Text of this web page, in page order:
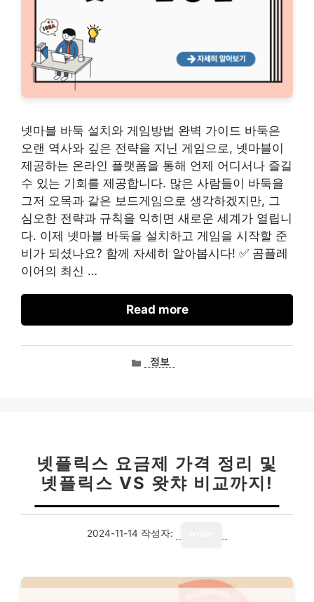
넷마블 바둑 설치와 게임방법 완벽 가이드 바둑은
오랜 역사와 깊은 전략을 지닌 게임으로, 넷마블이
제공하는 온라인 플랫폼을 통해 언제 어디서나 즐길
수 있는 기회를 제공합니다. 많은 사람들이 바둑을
그저 오목과 같은 보드게임으로 생각하겠지만, 그
심오한 전략과 규칙을 익히면 새로운 세계가 열립니
다. 이제 넷마블 바둑을 설치하고 게임을 시작할 준
비가 되셨나요? 함께 자세히 알아봅시다! ✅ 곰플레
이어의 최신 …
Read more
카정보
넷플릭스 요금제 가격 정리 및
넷플릭스 VS 왓챠 비교까지!
2024-11-14 작성자: